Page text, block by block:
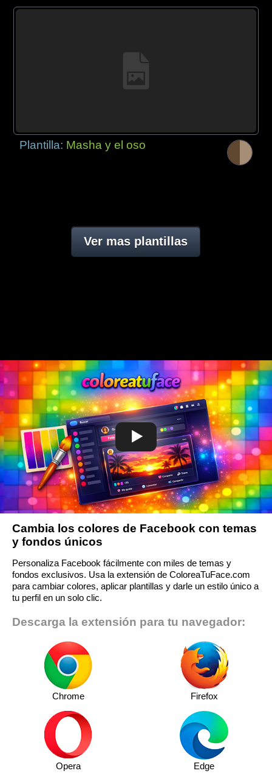
Plantilla: Masha y el oso
Ver mas plantillas
Cambia los colores de Facebook con temas
y fondos únicos
Personaliza Facebook fácilmente con miles de temas y
fondos exclusivos. Usa la extensión de ColoreaTuFace.com
para cambiar colores, aplicar plantillas y darle un estilo único a
tu perfil en un solo clic.
Descarga la extensión para tu navegador:
Chrome Firefox
Opera Edge